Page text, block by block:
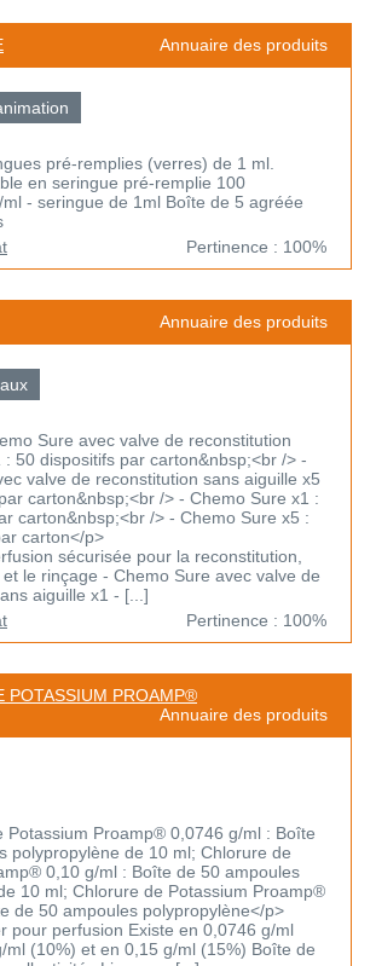
Annuaire des produits
pré-remplies (verres) de 1 ml.
en seringue pré-remplie 100
- seringue de 1ml Boîte de 5 agréée
Pertinence : 100%
Annuaire des produits
Sure avec valve de reconstitution
: 50 dispositifs par carton&nbsp;<br /> -
valve de reconstitution sans aiguille x5
carton&nbsp;<br /> - Chemo Sure x1 :
carton&nbsp;<br /> - Chemo Sure x5 :
carton</p>
sécurisée pour la reconstitution,
le rinçage - Chemo Sure avec valve de
aiguille x1 - [...]
Pertinence : 100%
POTASSIUM PROAMP®
Annuaire des produits
Potassium Proamp® 0,0746 g/ml : Boîte
polypropylène de 10 ml; Chlorure de
0,10 g/ml : Boîte de 50 ampoules
10 ml; Chlorure de Potassium Proamp®
de 50 ampoules polypropylène</p>
pour perfusion Existe en 0,0746 g/ml
ml (10%) et en 0,15 g/ml (15%) Boîte de